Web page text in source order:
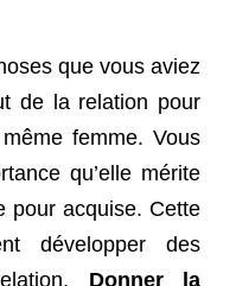
que vous aviez
de la relation pour
femme. Vous
qu’elle mérite
pour acquise. Cette
développer des
Donner la